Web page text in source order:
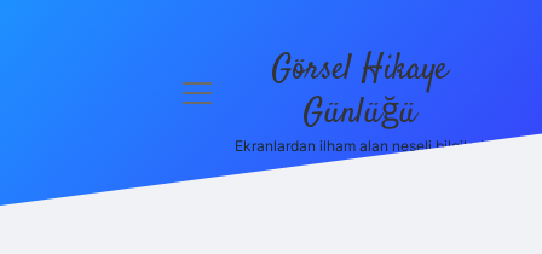
menüyü
Görsel Hikaye
Günlüğü
Ekranlardan ilham alan neşeli bilgiler!